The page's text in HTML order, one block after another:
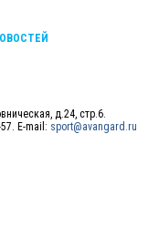
д.24, стр.6.
E-mail: sport@avangard.ru